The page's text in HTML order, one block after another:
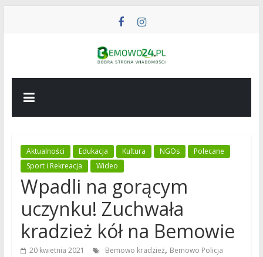
BEMOWO24
Aktualności Edukacja Kultura NGOs
Polecane
Sport i Rekreacja
Wideo
Wpadli na gorącym
uczynku! Zuchwała
kradzież kół na Bemowie
20 kwietnia 2021 Bemowo kradzież, Bemowo Policja